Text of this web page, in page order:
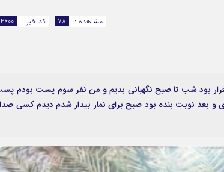
کد خبر :
مشاهده : 78
قرار بود شب تا صبح نگهبانی بدیم و من نفر سوم پست بودم
حيدري و بعد نوبت بنده بود صبح براي نماز بيدار شدم ديدم كسي